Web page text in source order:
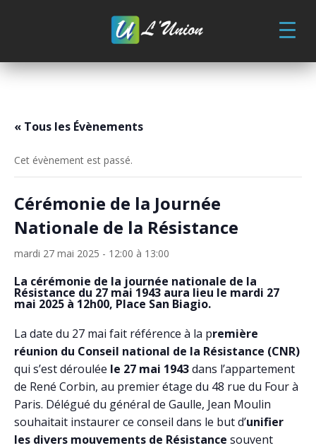
« Tous les Évènements
Cet évènement est passé.
Cérémonie de la Journée
Nationale de la Résistance
mardi 27 mai 2025 - 12:00 à 13:00
La cérémonie de la journée nationale de la
Résistance du 27 mai 1943 aura lieu le mardi 27
mai 2025 à 12h00, Place San Biagio.
La date du 27 mai fait référence à la première
réunion du Conseil national de la Résistance (CNR)
qui s’est déroulée le 27 mai 1943dans l’appartement
de René Corbin, au premier étage du 48 rue du Four à
Paris. Délégué du général de Gaulle, Jean Moulin
souhaitait instaurer ce conseil dans le but d’unifier
les divers mouvements de Résistance souvent